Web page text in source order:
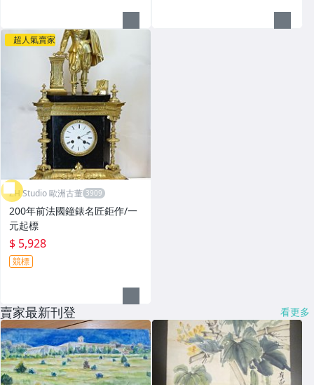
超人氣賣家
ZH Studio 歐洲古董
200年前法國鐘錶名匠鉅作/一
元起標
$ 5,928
競標
賣家最新刊登 看更多